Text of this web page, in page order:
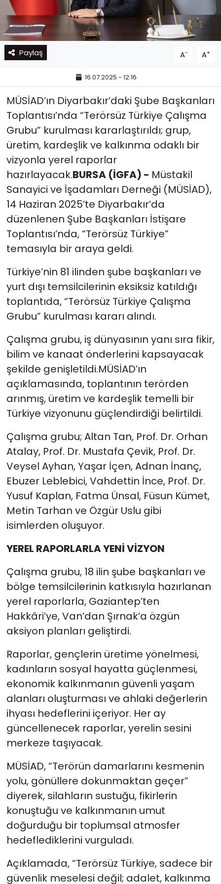
Paylaş A- A+
16.07.2025 - 12:16
MÜSİAD’ın Diyarbakır’daki Şube Başkanları
Toplantısı’nda “Terörsüz Türkiye Çalışma
Grubu” kurulması kararlaştırıldı; grup,
üretim, kardeşlik ve kalkınma odaklı bir
vizyonla yerel raporlar
hazırlayacak.BURSA (İGFA) - Müstakil
Sanayici ve İşadamları Derneği (MÜSİAD),
14 Haziran 2025’te Diyarbakır’da
düzenlenen Şube Başkanları İstişare
Toplantısı’nda, “Terörsüz Türkiye”
temasıyla bir araya geldi.
Türkiye’nin 81 ilinden şube başkanları ve
yurt dışı temsilcilerinin eksiksiz katıldığı
toplantıda, “Terörsüz Türkiye Çalışma
Grubu” kurulması kararı alındı.
Çalışma grubu, iş dünyasının yanı sıra fikir,
bilim ve kanaat önderlerini kapsayacak
şekilde genişletildi.MÜSİAD’ın
açıklamasında, toplantının terörden
arınmış, üretim ve kardeşlik temelli bir
Türkiye vizyonunu güçlendirdiği belirtildi.
Çalışma grubu; Altan Tan, Prof. Dr. Orhan
Atalay, Prof. Dr. Mustafa Çevik, Prof. Dr.
Veysel Ayhan, Yaşar İçen, Adnan İnanç,
Ebuzer Leblebici, Vahdettin İnce, Prof. Dr.
Yusuf Kaplan, Fatma Ünsal, Füsun Kümet,
Metin Tarhan ve Özgür Uslu gibi
isimlerden oluşuyor.
YEREL RAPORLARLA YENİ VİZYON
Çalışma grubu, 18 ilin şube başkanları ve
bölge temsilcilerinin katkısıyla hazırlanan
yerel raporlarla, Gaziantep’ten
Hakkâri’ye, Van’dan Şırnak’a özgün
aksiyon planları geliştirdi.
Raporlar, gençlerin üretime yönelmesi,
kadınların sosyal hayatta güçlenmesi,
ekonomik kalkınmanın güvenli yaşam
alanları oluşturması ve ahlaki değerlerin
ihyası hedeflerini içeriyor. Her ay
güncellenecek raporlar, yerelin sesini
merkeze taşıyacak.
MÜSİAD, “Terörün damarlarını kesmenin
yolu, gönüllere dokunmaktan geçer”
diyerek, silahların sustuğu, fikirlerin
konuştuğu ve kalkınmanın umut
doğurduğu bir toplumsal atmosfer
hedeflediklerini vurguladı.
Açıklamada, “Terörsüz Türkiye, sadece bir
güvenlik meselesi değil; adalet, kalkınma